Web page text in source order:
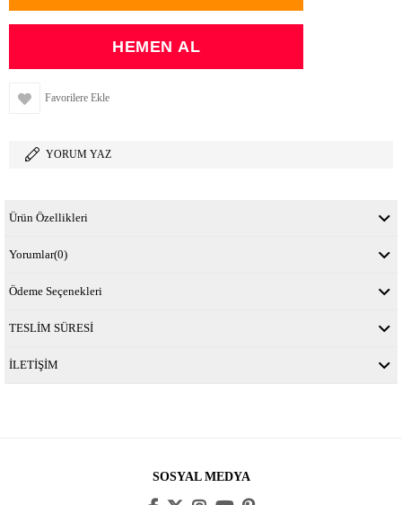
Favorilere Ekle
YORUM YAZ
Ürün Özellikleri
Yorumlar(0)
Ödeme Seçenekleri
TESLİM SÜRESİ
İLETİŞİM
SOSYAL MEDYA